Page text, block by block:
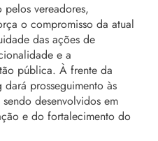
vereadores,
o compromisso da atual
das ações de
e a
pública. À frente da
prosseguimento às
desenvolvidos em
e do fortalecimento do